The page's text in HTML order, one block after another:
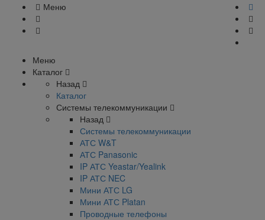
Меню
Меню
Каталог
Назад
Каталог
Системы телекоммуникации
Назад
Системы телекоммуникации
АТС W&T
АТС Panasonic
IP АТС Yeastar/Yealink
IP АТС NEC
Мини АТС LG
Мини АТС Platan
Проводные телефоны